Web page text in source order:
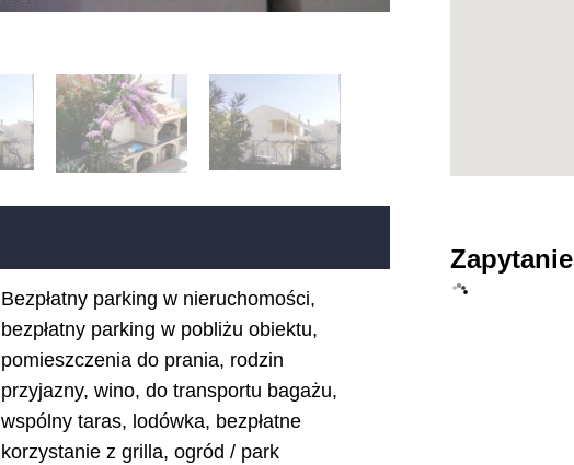
Bezpłatny parking w nieruchomości,
bezpłatny parking w pobliżu obiektu,
pomieszczenia do prania, rodzin
przyjazny, wino, do transportu bagażu,
wspólny taras, lodówka, bezpłatne
korzystanie z grilla, ogród / park
Zapytanie